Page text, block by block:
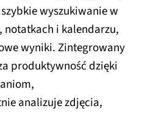
wyszukiwanie w
i kalendarzu,
wyniki. Zintegrowany
produktywność dzięki
analizuje zdjęcia,